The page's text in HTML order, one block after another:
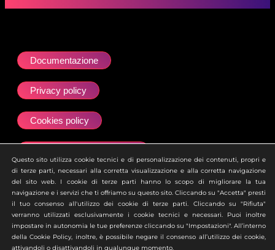
Documentazione
Privacy policy
Cookies policy
Site map
Ai sensi dell’art. 2497 del Codice Civile si attesta che la
società Zero Academy S.r.l. è soggetta all’attività di
direzione e coordinamento della società uBroker S.p.A.
Questo sito utilizza cookie tecnici e di personalizzazione dei contenuti, propri e
di terze parti, necessari alla corretta visualizzazione e alla corretta navigazione
del sito web. I cookie di terze parti hanno lo scopo di migliorare la tua
navigazione e i servizi che ti offriamo su questo sito. Cliccando su "Accetta" presti
il tuo consenso all'utilizzo dei cookie di terze parti. Cliccando su "Rifiuta"
verranno utilizzati esclusivamente i cookie tecnici e necessari. Puoi inoltre
impostare in autonomia le tue preferenze cliccando su "Impostazioni". All’interno
della Cookie Policy, inoltre, è possibile negare il consenso all’utilizzo dei cookie,
attivandoli o disattivandoli in qualunque momento.